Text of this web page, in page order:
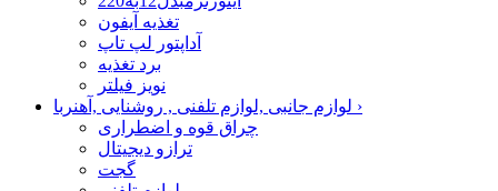
تغذیه آیفون
آداپتور لپ تاپ
برد تغذیه
نویز فیلتر
›
چراق قوه و اضطراری
ترازو دیجیتال
گجت